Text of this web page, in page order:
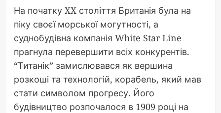
На початку XX століття Британія була на
піку своєї морської могутності, а
суднобудівна компанія White Star Line
прагнула перевершити всіх конкурентів.
“Титанік” замислювався як вершина
розкоші та технологій, корабель, який мав
стати символом прогресу. Його
будівництво розпочалося в 1909 році на